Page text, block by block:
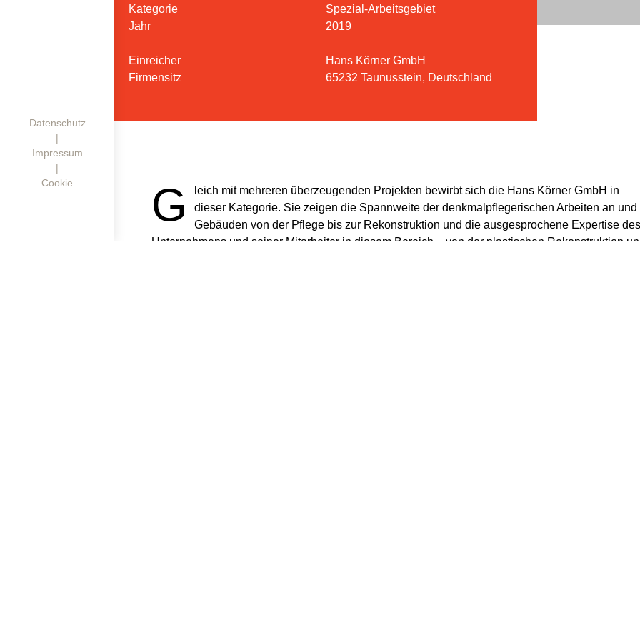
Datenschutz
|
Impressum
|
Cookie
Kategorie
Spezial-Arbeitsgebiet
Jahr
2019
Einreicher
Hans Körner GmbH
Firmensitz
65232 Taunusstein, Deutschland
G
leich mit mehreren überzeugenden Projekten bewirbt sich die Hans Körner GmbH in
dieser Kategorie. Sie zeigen die Spannweite der denkmalpflegerischen Arbeiten an und
Gebäuden von der Pflege bis zur Rekonstruktion und die ausgesprochene Expertise des
Unternehmens und seiner Mitarbeiter in diesem Bereich – von der plastischen Rekonstruktion